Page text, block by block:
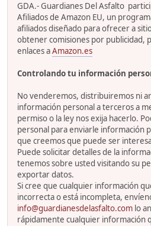
GDA.- Guardianes Del Asfalto
Afiliados de Amazon EU, un
afiliados diseñado para ofrecer a
obtener comisiones por publicidad,
enlaces aAmazon.es
Controlando tu información
No venderemos, distribuiremos ni
información personal a terceros a
permiso o la ley nos exija hacerlo.
personal para enviarle información
que creemos que puede ser
Puede solicitar detalles de la
tenemos sobre usted visitando su
exportar datos.
Si cree que cualquier información
incorrecta o está incompleta,
info@guardianesdelasfalto.com lo
rápidamente cualquier información